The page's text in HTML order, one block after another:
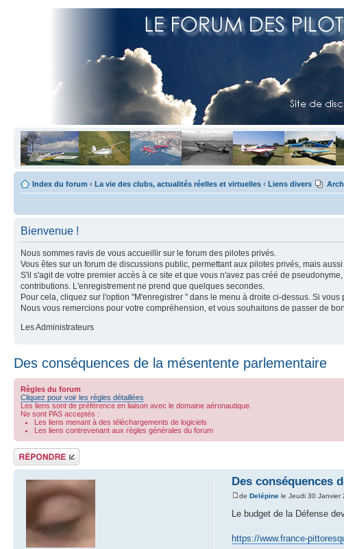
Index du forum ‹ La vie des clubs, actualités réelles et virtuelles ‹ Liens divers
Bienvenue !
Nous sommes ravis de vous accueillir sur le forum des pilotes privés.
Vous êtes sur un forum de discussions public, permettant aux pilotes privés, mais
S'il s'agit de votre premier accès à ce site et que vous n'avez pas créé de
contributions. L'enregistrement ne prend que quelques secondes.
Pour cela, cliquez sur l'option "M'enregistrer " dans le menu à droite ci-dessus. Si
Nous vous remercions pour votre compréhension, et vous souhaitons de passer de
Les Administrateurs
Des conséquences de la mésentente parlementaire
Règles du forum
Cliquez pour voir les règles détaillées
Les liens sont de préférence en liaison avec le domaine aéronautique.
Ne sont PAS acceptés :
Les liens menant à des téléchargements de logiciels
Les liens contrevenant aux règles générales du forum
Répondre
Des conséquences
deDelépine le Jeudi 30 Janvier
Le budget de la Défense
https://www.france-